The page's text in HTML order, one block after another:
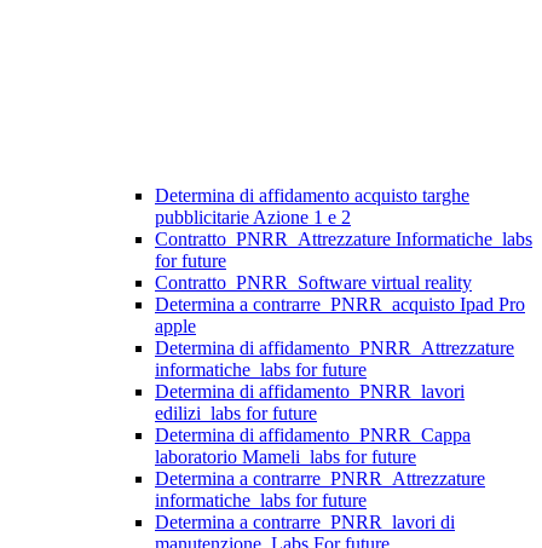
Determina di affidamento acquisto targhe
pubblicitarie Azione 1 e 2
Contratto_PNRR_Attrezzature Informatiche_labs
for future
Contratto_PNRR_Software virtual reality
Determina a contrarre_PNRR_acquisto Ipad Pro
apple
Determina di affidamento_PNRR_Attrezzature
informatiche_labs for future
Determina di affidamento_PNRR_lavori
edilizi_labs for future
Determina di affidamento_PNRR_Cappa
laboratorio Mameli_labs for future
Determina a contrarre_PNRR_Attrezzature
informatiche_labs for future
Determina a contrarre_PNRR_lavori di